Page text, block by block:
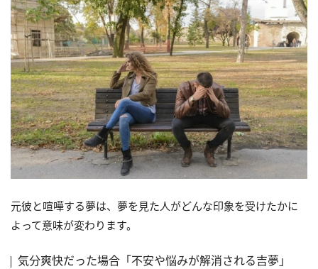
元彼と喧嘩する夢は、夢を見た人がどんな印象を受けたかに
よって意味が変わります。
気分爽快だった場合「不安や悩みが解消される吉夢」